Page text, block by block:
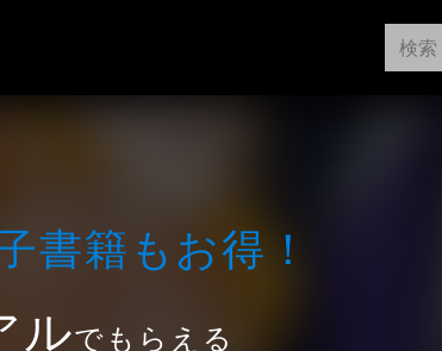
書籍もお得！
ルでもらえる